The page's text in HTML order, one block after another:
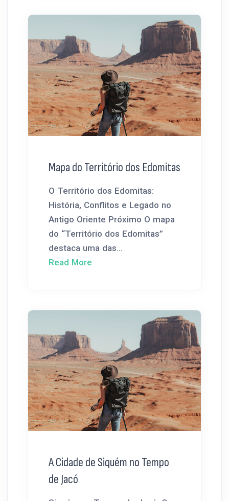
Mapa do Território dos Edomitas
O Território dos Edomitas:
História, Conflitos e Legado no
Antigo Oriente Próximo O mapa
do “Território dos Edomitas”
destaca uma das...
Read More
A Cidade de Siquém no Tempo
de Jacó